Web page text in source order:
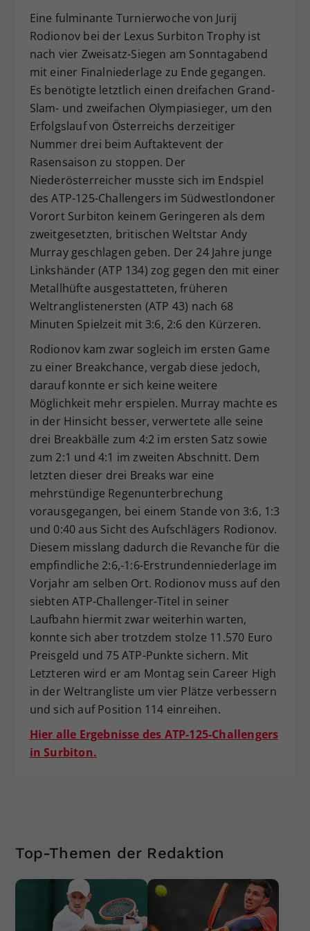
Eine fulminante Turnierwoche von Jurij
Rodionov bei der Lexus Surbiton Trophy ist
nach vier Zweisatz-Siegen am Sonntagabend
mit einer Finalniederlage zu Ende gegangen.
Es benötigte letztlich einen dreifachen Grand-
Slam- und zweifachen Olympiasieger, um den
Erfolgslauf von Österreichs derzeitiger
Nummer drei beim Auftaktevent der
Rasensaison zu stoppen. Der
Niederösterreicher musste sich im Endspiel
des ATP-125-Challengers im Südwestlondoner
Vorort Surbiton keinem Geringeren als dem
zweitgesetzten, britischen Weltstar Andy
Murray geschlagen geben. Der 24 Jahre junge
Linkshänder (ATP 134) zog gegen den mit einer
Metallhüfte ausgestatteten, früheren
Weltranglistenersten (ATP 43) nach 68
Minuten Spielzeit mit 3:6, 2:6 den Kürzeren.
Rodionov kam zwar sogleich im ersten Game
zu einer Breakchance, vergab diese jedoch,
darauf konnte er sich keine weitere
Möglichkeit mehr erspielen. Murray machte es
in der Hinsicht besser, verwertete alle seine
drei Breakbälle zum 4:2 im ersten Satz sowie
zum 2:1 und 4:1 im zweiten Abschnitt. Dem
letzten dieser drei Breaks war eine
mehrstündige Regenunterbrechung
vorausgegangen, bei einem Stande von 3:6, 1:3
und 0:40 aus Sicht des Aufschlägers Rodionov.
Diesem misslang dadurch die Revanche für die
empfindliche 2:6,-1:6-Erstrundenniederlage im
Vorjahr am selben Ort. Rodionov muss auf den
siebten ATP-Challenger-Titel in seiner
Laufbahn hiermit zwar weiterhin warten,
konnte sich aber trotzdem stolze 11.570 Euro
Preisgeld und 75 ATP-Punkte sichern. Mit
Letzteren wird er am Montag sein Career High
in der Weltrangliste um vier Plätze verbessern
und sich auf Position 114 einreihen.
Hier alle Ergebnisse des ATP-125-Challengers
in Surbiton.
Top-Themen der Redaktion
Zweck
Dieser Wert speichert Ihre Consent-
Einstellungen. Unter anderem eine
zufällig generierte ID, für die
historische Speicherung Ihrer
vorgenommen Einstellungen, falls der
Webseiten-Betreiber dies eingestellt
hat.